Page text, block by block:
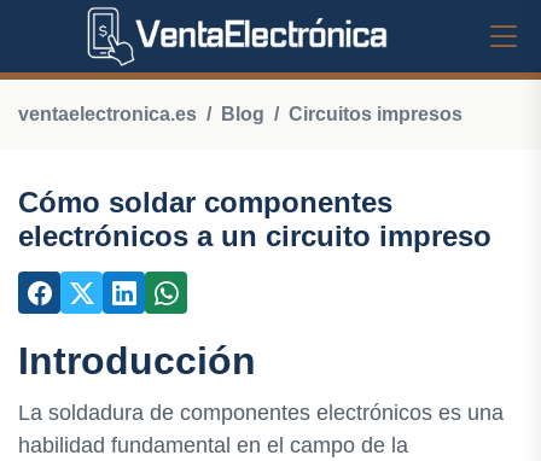
ventaelectronica.es Blog Circuitos impresos
Cómo soldar componentes
electrónicos a un circuito impreso
Introducción
La soldadura de componentes electrónicos es una
habilidad fundamental en el campo de la